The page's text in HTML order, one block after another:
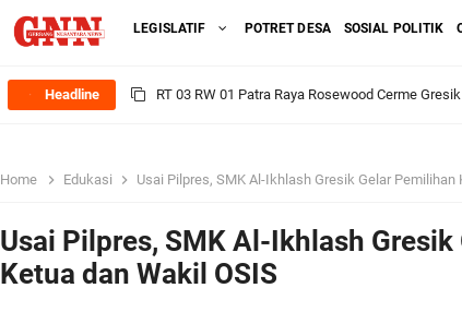
LEGISLATIF POTRET DESA SOSIAL POLITIK
Headline Sinergi Pemerintah dan Warga: Komsos
BerdampakNarasi
Home Edukasi Usai Pilpres, SMK Al-Ikhlash Gresik Gelar Pemilihan
Usai Pilpres, SMK Al-Ikhlash
Ketua dan Wakil OSIS